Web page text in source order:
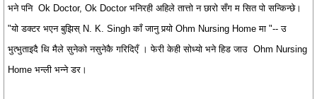
भने पनि Ok Doctor, Ok Doctor भनिरही अहिले तात्तो न छारो सँग म सित पो सन्किन्छे।
"यो डक्टर भएन बुझिस् N. K. Singh काँ जानु पर्‍यो Ohm Nursing Home मा "-- उ
भुत्भुताइदै थि मैले सुनेको नसुनेकै गरिदिएँ । फेरी केही सोध्यो भने हिड जाउ Ohm Nursing
Home भन्ली भन्ने डर।